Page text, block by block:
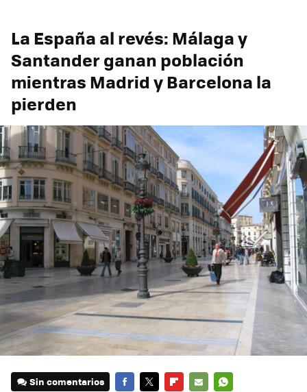
La España al revés: Málaga y
Santander ganan población
mientras Madrid y Barcelona la
pierden
Sin comentarios